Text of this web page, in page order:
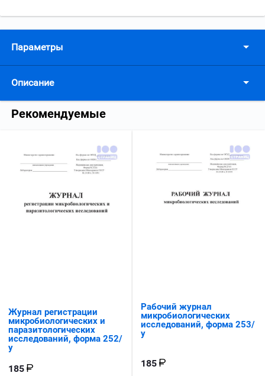
Параметры
Описание
Рекомендуемые
Журнал регистрации
микробиологических и
паразитологических
исследований, форма 252/
у
185
Рабочий журнал
микробиологических
исследований, форма 253/
у
185